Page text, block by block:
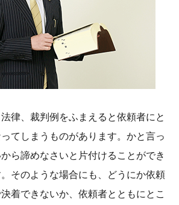
律、裁判例をふまえると依頼者にと
てしまうものがあります。かと言っ
ら諦めなさいと片付けることができ
そのような場合にも、どうにか依頼
着できないか、依頼者とともにとこ